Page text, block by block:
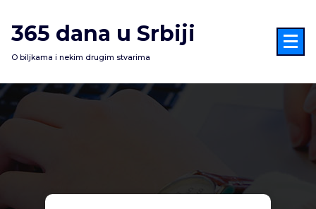
na
sadržaj
365 dana u Srbiji
O biljkama i nekim drugim stvarima